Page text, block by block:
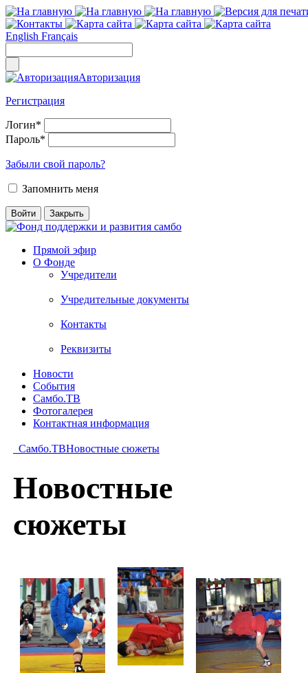
English Français
Авторизация
Регистрация
Логин*
Пароль*
Забыли свой пароль?
Запомнить меня
Прямой эфир
О Фонде
Учредители
Учредительные документы
Контакты
Реквизиты
Новости
События
Самбо.ТВ
Фотогалерея
Контактная информация
Самбо.ТВНовостные сюжеты
Новостные
сюжеты